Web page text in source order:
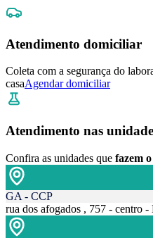
Atendimento domiciliar
Coleta com a segurança do
casaAgendar domiciliar
Atendimento nas
Confira as unidades que fazem
GA - CCP
rua dos afogados , 757 - centro -